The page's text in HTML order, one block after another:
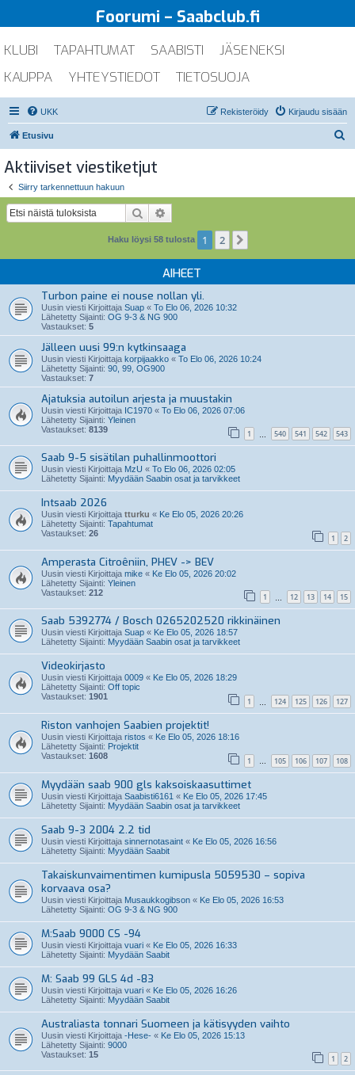
Foorumi – Saabclub.fi
KLUBI TAPAHTUMAT SAABISTI
JÄSENEKSI
KAUPPA
YHTEYSTIEDOT TIETOSUOJA
UKK Kirjaudu sisään
Rekisteröidy
Etusivu
Aktiiviset viestiketjut
Siirry tarkennettuun hakuun
Etsi
Haku löysi 58 tulosta 1 2
AIHEET
Turbon paine ei nouse nollan yli.
Uusin viesti Kirjoittaja Suap « To Elo 06, 2026 10:32
Lähetetty Sijainti: OG 9-3 & NG 900
Vastaukset: 5
Jälleen uusi 99:n kytkinsaaga
Uusin viesti Kirjoittaja korpijaakko « To Elo 06, 2026 10:24
Lähetetty Sijainti: 90, 99, OG900
Vastaukset: 7
Ajatuksia autoilun arjesta ja muustakin
Uusin viesti Kirjoittaja IC1970 « To Elo 06, 2026 07:06
Lähetetty Sijainti: Yleinen
Vastaukset: 8139 1 540 541 542 543
Saab 9-5 sisätilan puhallinmoottori
Uusin viesti Kirjoittaja MzU « To Elo 06, 2026 02:05
Lähetetty Sijainti: Myydään Saabin osat ja tarvikkeet
Intsaab 2026
Uusin viesti Kirjoittaja tturku « Ke Elo 05, 2026 20:26
Lähetetty Sijainti: Tapahtumat
Vastaukset: 26 1 2
Amperasta Citroêniin, PHEV -> BEV
Uusin viesti Kirjoittaja mike « Ke Elo 05, 2026 20:02
Lähetetty Sijainti: Yleinen
Vastaukset: 212 1 12 13 14 15
Saab 5392774 / Bosch 0265202520 rikkinäinen
Uusin viesti Kirjoittaja Suap « Ke Elo 05, 2026 18:57
Lähetetty Sijainti: Myydään Saabin osat ja tarvikkeet
Videokirjasto
Uusin viesti Kirjoittaja 0009 « Ke Elo 05, 2026 18:29
Lähetetty Sijainti: Off topic
Vastaukset: 1901 1 124 125 126 127
Riston vanhojen Saabien projektit!
Uusin viesti Kirjoittaja ristos « Ke Elo 05, 2026 18:16
Lähetetty Sijainti: Projektit
Vastaukset: 1608 1 … 105 106 107 108
Myydään saab 900 gls kaksoiskaasuttimet
Uusin viesti Kirjoittaja Saabisti6161 « Ke Elo 05, 2026 17:45
Lähetetty Sijainti: Myydään Saabin osat ja tarvikkeet
Saab 9-3 2004 2.2 tid
Uusin viesti Kirjoittaja sinnernotasaint « Ke Elo 05, 2026 16:56
Lähetetty Sijainti: Myydään Saabit
Takaiskunvaimentimen kumipusla 5059530 – sopiva
korvaava osa?
Uusin viesti Kirjoittaja Musaukkogibson « Ke Elo 05, 2026 16:53
Lähetetty Sijainti: OG 9-3 & NG 900
M:Saab 9000 CS -94
Uusin viesti Kirjoittaja vuari « Ke Elo 05, 2026 16:33
Lähetetty Sijainti: Myydään Saabit
M: Saab 99 GLS 4d -83
Uusin viesti Kirjoittaja vuari « Ke Elo 05, 2026 16:26
Lähetetty Sijainti: Myydään Saabit
Australiasta tonnari Suomeen ja kätisyyden vaihto
Uusin viesti Kirjoittaja -Hese- « Ke Elo 05, 2026 15:13
Lähetetty Sijainti: 9000
Vastaukset: 15 1 2